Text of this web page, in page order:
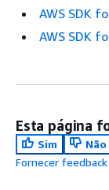
AWS SDK
AWS SDK
Esta página
Sim
Não
Fornecer feedback